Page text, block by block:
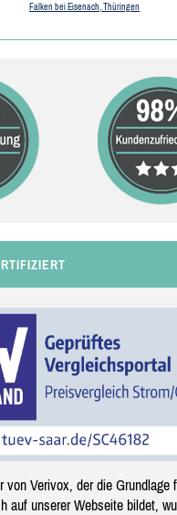
Falken bei Eisenach, Thüringen
von Verivox, der die Grundlage
auf unserer Webseite bildet,